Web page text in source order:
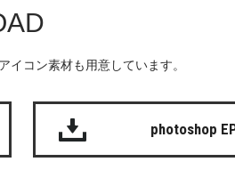
コン素材も用意しています。
photoshop